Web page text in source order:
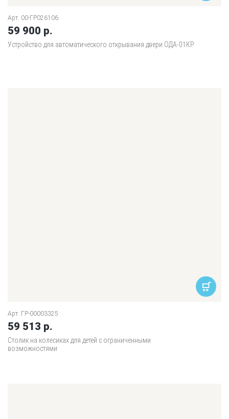
Арт. 00-ГР026106
59 900 р.
Устройство для автоматического открывания двери ОДА-01КР
Арт. ГР-00003325
59 513 р.
Столик на колесиках для детей с ограниченными
возможностями